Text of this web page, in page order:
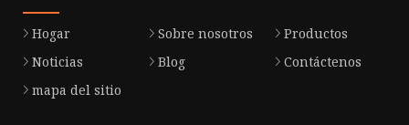
Hogar Sobre nosotros
Productos
Noticias
Blog
Contáctenos
mapa del sitio